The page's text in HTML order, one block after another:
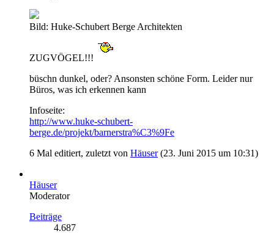
Bild: Huke-Schubert Berge Architekten
ZUGVÖGEL!!!
büschn dunkel, oder? Ansonsten schöne Form. Leider nur
Büros, was ich erkennen kann
Infoseite:
http://www.huke-schubert-
berge.de/projekt/barnerstra%C3%9Fe
6 Mal editiert, zuletzt von Häuser(23. Juni 2015 um 10:31)
Häuser
Moderator
Beiträge
4.687